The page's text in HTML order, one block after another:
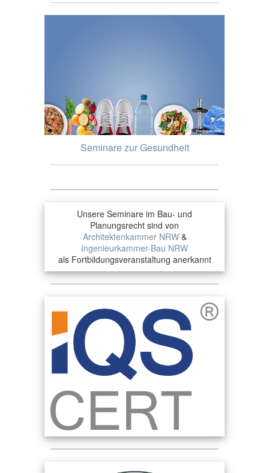
Seminare zur Gesundheit
Unsere Seminare im Bau- und
Planungsrecht sind von
Architektenkammer NRW&
Ingenieurkammer-Bau NRW
als Fortbildungsveranstaltung anerkannt